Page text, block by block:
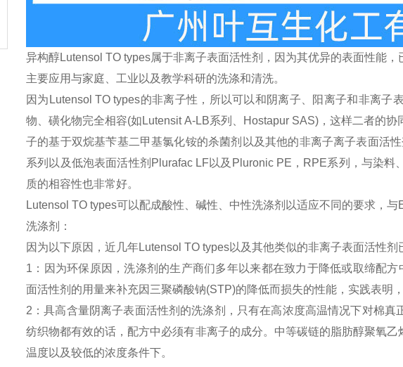
异构醇Lutensol TO types属于非离子表面活性剂，因为其优异的表面性能
主要应用与家庭、工业以及教学科研的洗涤和清洗。
因为Lutensol TO types的非离子性，所以可以和阴离子、阳离子和非离
物、磺化物完全相容(如Lutensit A-LB系列、Hostapur SAS)，这样二者的
子的基于双烷基苄基二甲基氯化铵的杀菌剂以及其他的非离子离子表面活
系列以及低泡表面活性剂Plurafac LF以及Pluronic PE，RPE系列，与染
质的相容性也非常好。
Lutensol TO types可以配成酸性、碱性、中性洗涤剂以适应不同的要求，
洗涤剂：
因为以下原因，近几年Lutensol TO types以及其他类似的非离子表面活性剂
1：因为环保原因，洗涤剂的生产商们多年以来都在致力于降低或取缔配
面活性剂的用量来补充因三聚磷酸钠(STP)的降低而损失的性能，实践表明
2：具高含量阴离子表面活性剂的洗涤剂，只有在高浓度高温情况下对棉
纺织物都有效的话，配方中必须有非离子的成分。中等碳链的脂肪醇聚氧
温度以及较低的浓度条件下。